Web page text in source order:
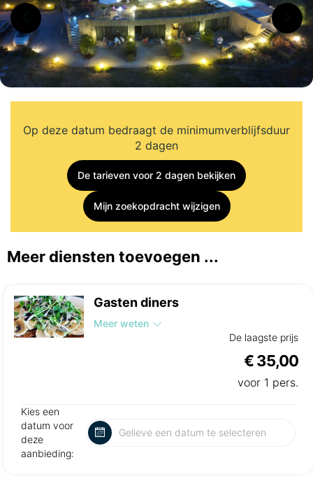
Op deze datum bedraagt de minimumverblijfsduur
2 dagen
De tarieven voor 2 dagen bekijken
Mijn zoekopdracht wijzigen
Meer diensten toevoegen ...
Gasten diners
Meer weten
De laagste prijs
€ 35,00
voor 1 pers.
Kies een
datum voor
deze
aanbieding: